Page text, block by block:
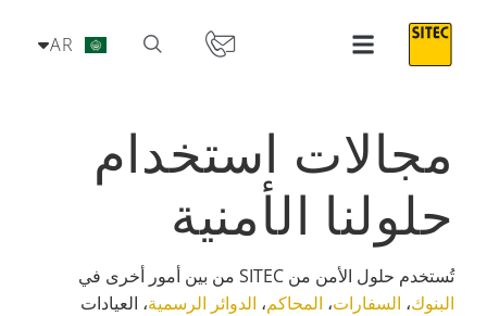
AR
PT
مجالات استخدام
حلولنا الأمنية
تُستخدم حلول الأمن من SITEC من بين أمور أخرى في
البنوك، السفارات، المحاكم، الدوائر الرسمية، العيادات